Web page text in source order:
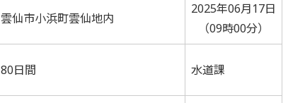
雲仙市小浜町雲仙地内
2025年06月17日
（09時00分）
80日間 水道課